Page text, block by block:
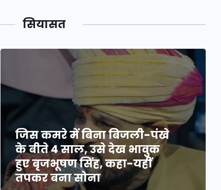
सियासत
जिस कमरे में बिना बिजली-पंखे
के बीते 4 साल, उसे देख भावुक
हुए बृजभूषण सिंह, कहा-यहीं
तपकर बना सोना